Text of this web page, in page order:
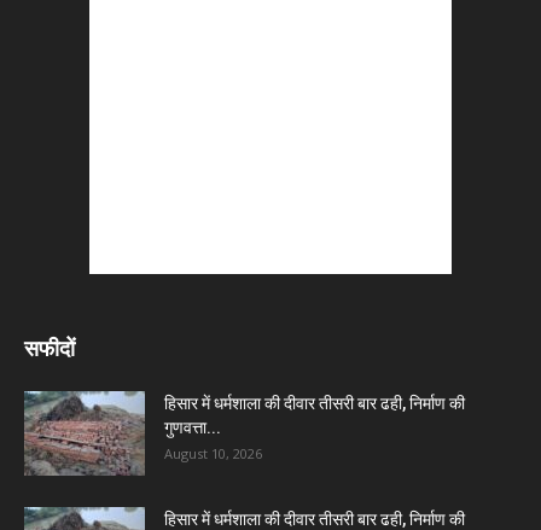
सफीदों
हिसार में धर्मशाला की दीवार तीसरी बार ढही, निर्माण की
गुणवत्ता...
August 10, 2026
हिसार में धर्मशाला की दीवार तीसरी बार ढही, निर्माण की